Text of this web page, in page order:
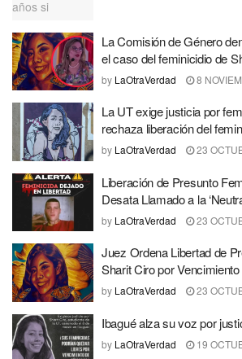
La Comisión de Género
el caso del feminicidio de
by LaOtraVerdad 8
La UT exige justicia por
rechaza liberación del
by LaOtraVerdad 23
Liberación de Presunto
Desata Llamado a la
by LaOtraVerdad 23
Juez Ordena Libertad de
Sharit Ciro por
by LaOtraVerdad 23
Ibagué alza su voz por
by LaOtraVerdad 19